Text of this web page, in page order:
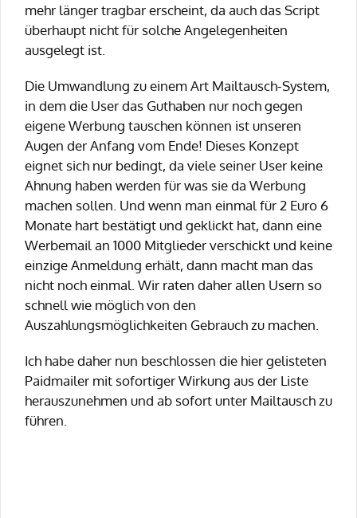
mehr länger tragbar erscheint, da auch das Script
überhaupt nicht für solche Angelegenheiten
ausgelegt ist.
Die Umwandlung zu einem Art Mailtausch-System,
in dem die User das Guthaben nur noch gegen
eigene Werbung tauschen können ist unseren
Augen der Anfang vom Ende! Dieses Konzept
eignet sich nur bedingt, da viele seiner User keine
Ahnung haben werden für was sie da Werbung
machen sollen. Und wenn man einmal für 2 Euro 6
Monate hart bestätigt und geklickt hat, dann eine
Werbemail an 1000 Mitglieder verschickt und keine
einzige Anmeldung erhält, dann macht man das
nicht noch einmal. Wir raten daher allen Usern so
schnell wie möglich von den
Auszahlungsmöglichkeiten Gebrauch zu machen.
Ich habe daher nun beschlossen die hier gelisteten
Paidmailer mit sofortiger Wirkung aus der Liste
herauszunehmen und ab sofort unter Mailtausch zu
führen.